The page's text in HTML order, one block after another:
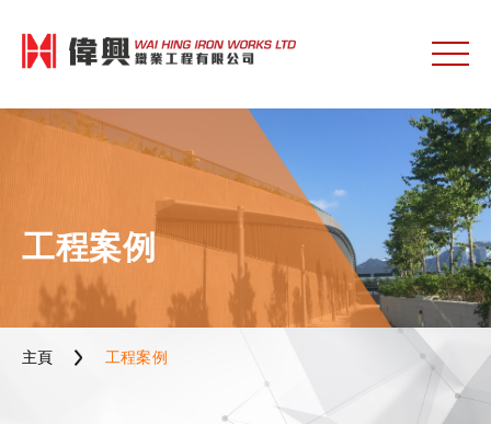
工程案例
主頁 工程案例